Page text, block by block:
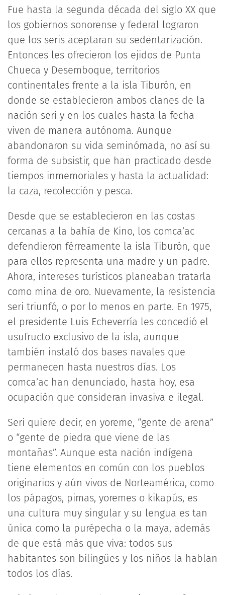
Fue hasta la segunda década del siglo XX que
los gobiernos sonorense y federal lograron
que los seris aceptaran su sedentarización.
Entonces les ofrecieron los ejidos de Punta
Chueca y Desemboque, territorios
continentales frente a la isla Tiburón, en
donde se establecieron ambos clanes de la
nación seri y en los cuales hasta la fecha
viven de manera autónoma. Aunque
abandonaron su vida seminómada, no así su
forma de subsistir, que han practicado desde
tiempos inmemoriales y hasta la actualidad:
la caza, recolección y pesca.
Desde que se establecieron en las costas
cercanas a la bahía de Kino, los comca’ac
defendieron férreamente la isla Tiburón, que
para ellos representa una madre y un padre.
Ahora, intereses turísticos planeaban tratarla
como mina de oro. Nuevamente, la resistencia
seri triunfó, o por lo menos en parte. En 1975,
el presidente Luis Echeverría les concedió el
usufructo exclusivo de la isla, aunque
también instaló dos bases navales que
permanecen hasta nuestros días. Los
comca’ac han denunciado, hasta hoy, esa
ocupación que consideran invasiva e ilegal.
Seri quiere decir, en yoreme, “gente de arena”
o “gente de piedra que viene de las
montañas”. Aunque esta nación indígena
tiene elementos en común con los pueblos
originarios y aún vivos de Norteamérica, como
los pápagos, pimas, yoremes o kikapús, es
una cultura muy singular y su lengua es tan
única como la purépecha o la maya, además
de que está más que viva: todos sus
habitantes son bilingües y los niños la hablan
todos los días.